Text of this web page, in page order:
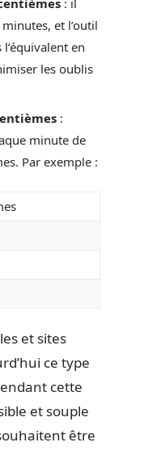
et l’outil
en
les oublis
:
minute de
Par exemple :
et sites
ce type
cette
et souple
être